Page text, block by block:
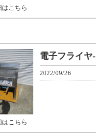
はこちら
電子フライヤ-
2022/09/26
はこちら